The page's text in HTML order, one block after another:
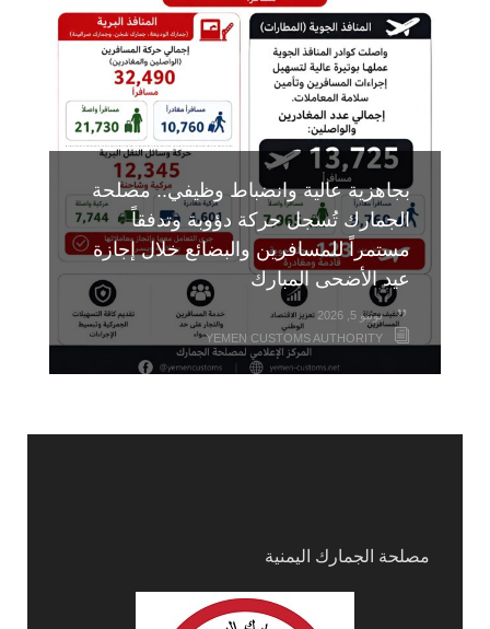
بجاهزية عالية وانضباط وظيفي.. مصلحة
الجمارك تُسجل حركة دؤوبة وتدفقاً
مستمراً للمسافرين والبضائع خلال إجازة
عيد الأضحى المبارك
يونيو 5, 2026
YEMEN CUSTOMS AUTHORITY
مايو 17, 2026
YEMEN CUSTOMS AUTHORITY
مايو 7, 2026
YEMEN CUSTOMS AUTHORITY
مايو 3, 2026
YEMEN CUSTOMS AUTHORITY
مصلحة الجمارك اليمنية